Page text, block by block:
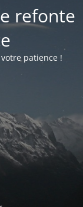
refonte
patience !